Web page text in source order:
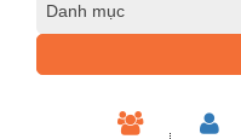
Danh mục